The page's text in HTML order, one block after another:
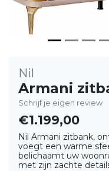
Nil
Armani
Schrijf je eigen review
€1.199,00
Nil Armani zitbank,
voegt een warme
belichaamt uw
met zijn zachte